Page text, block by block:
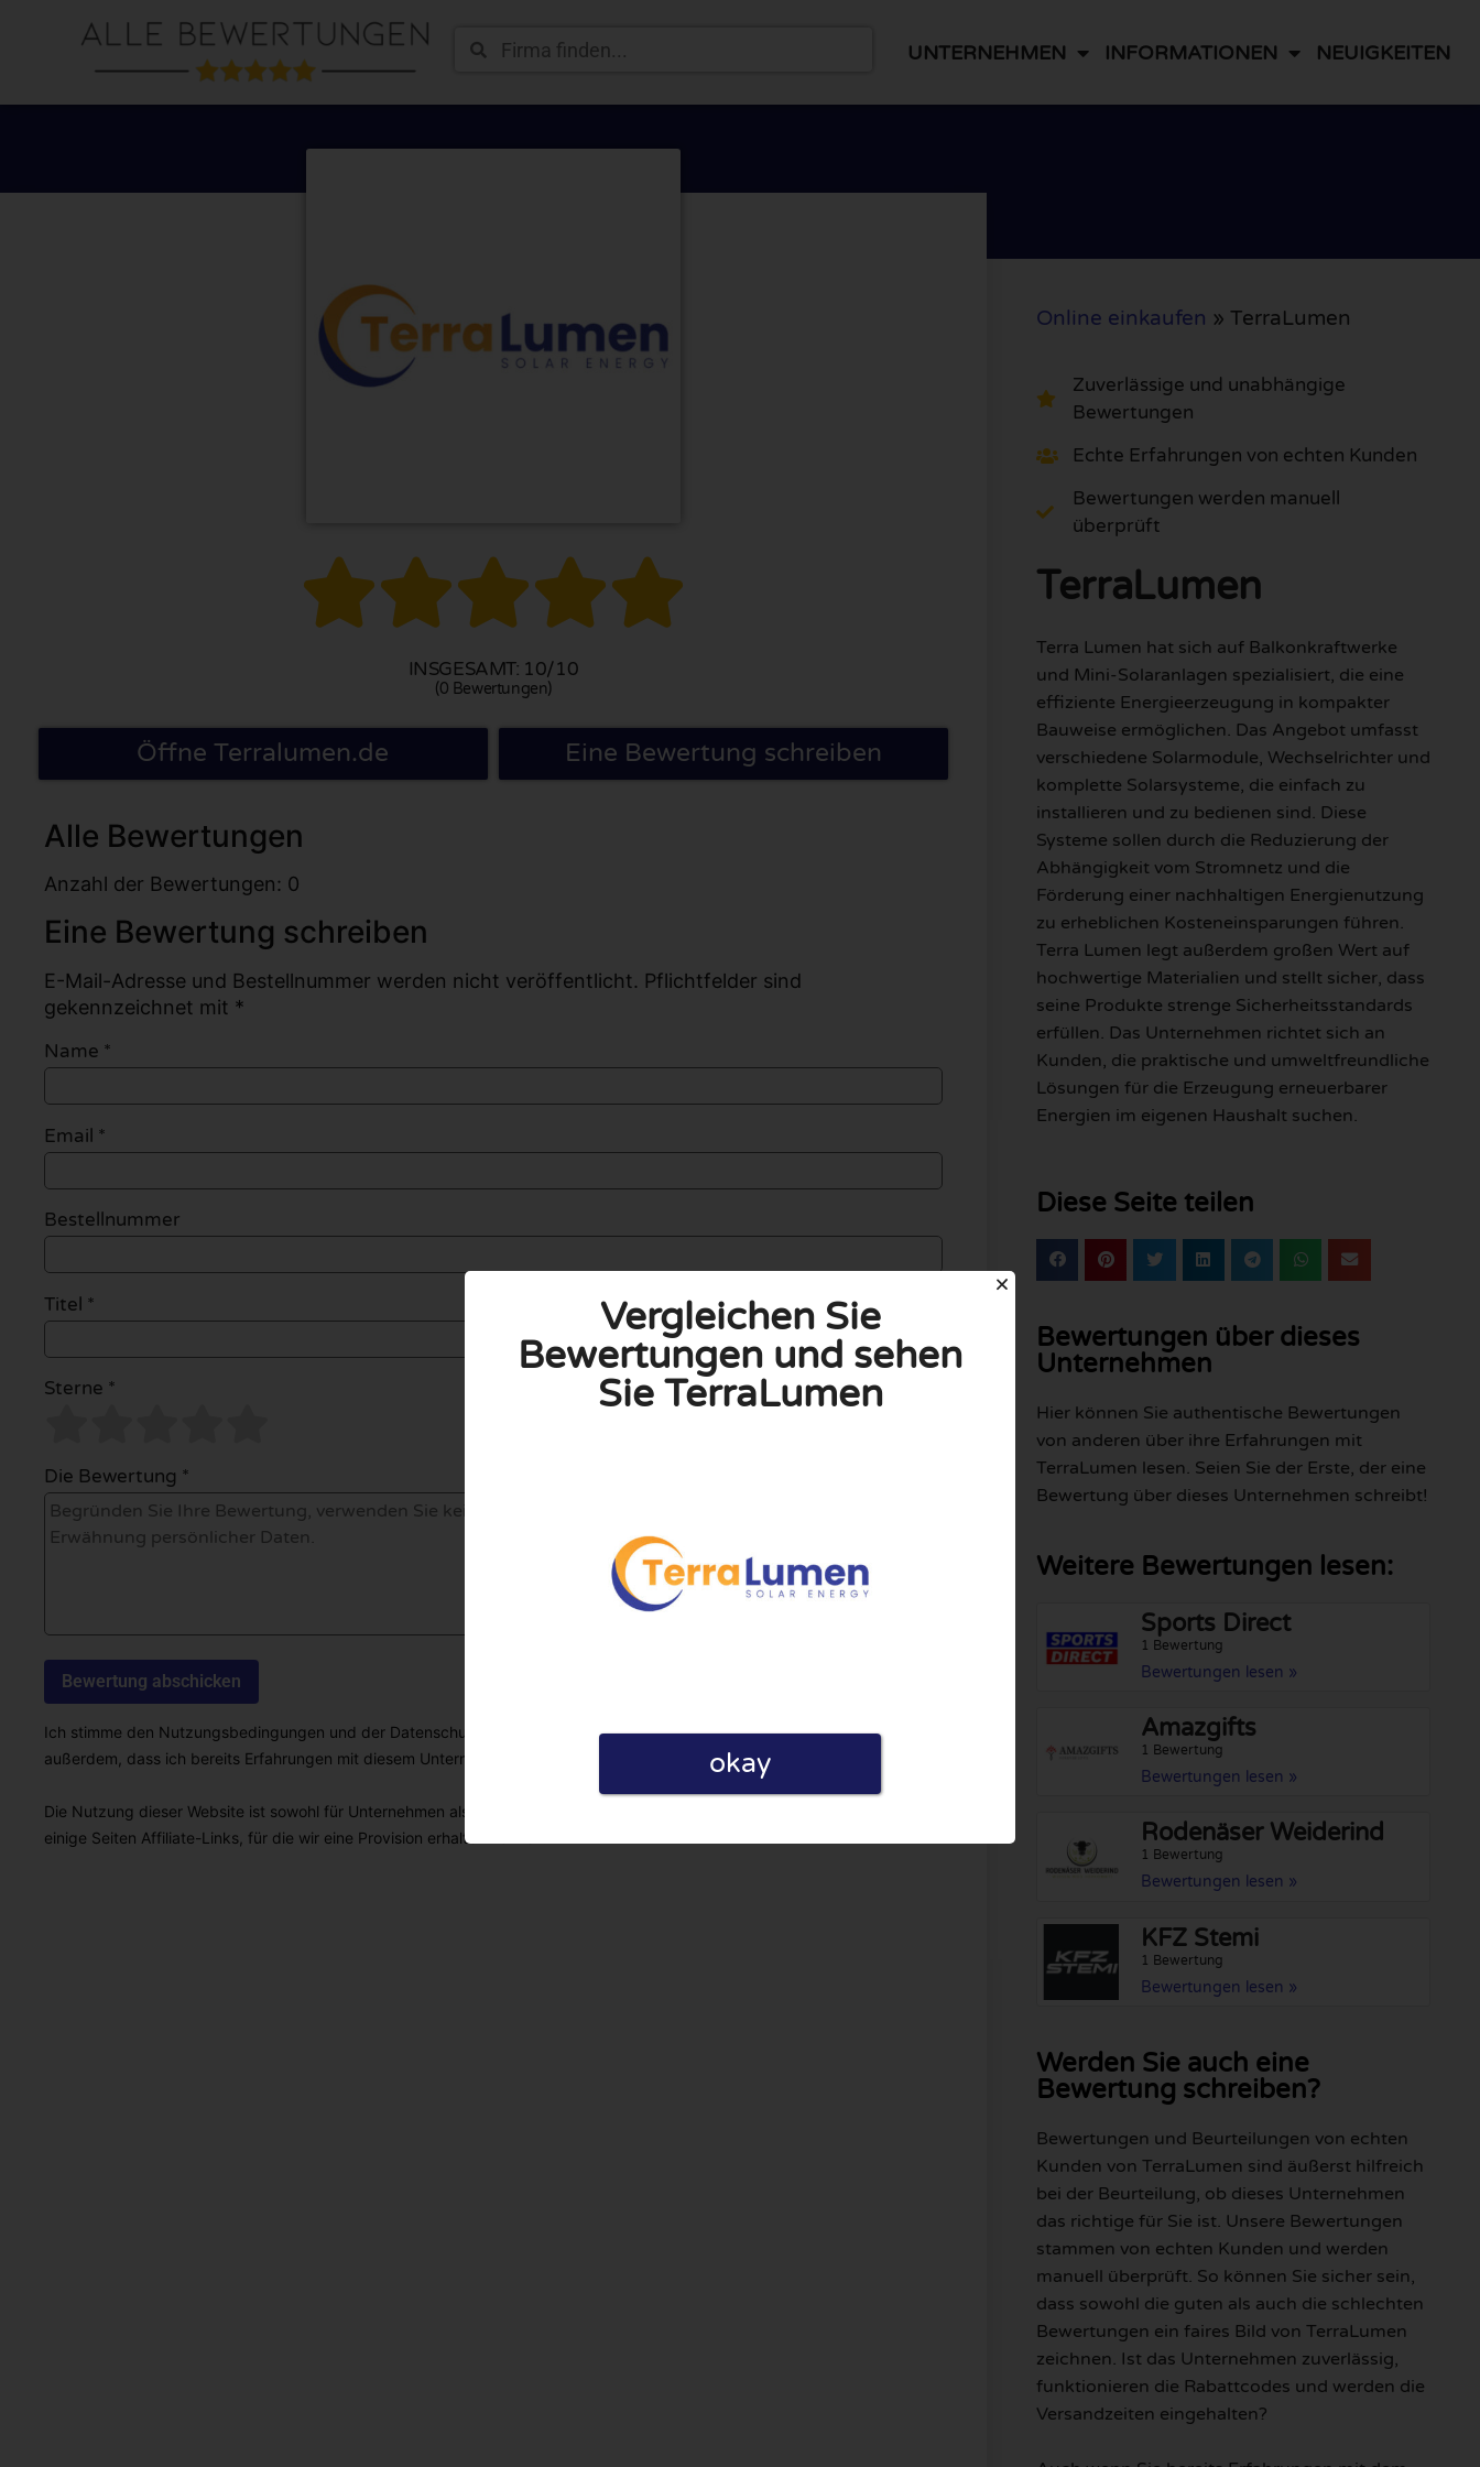
UNTERNEHMEN INFORMATIONEN NEUIGKEITEN

INSGESAMT: 10/10
(0 Bewertungen)
Öffne Terralumen.de Eine Bewertung schreiben
Alle Bewertungen
Anzahl der Bewertungen: 0
Eine Bewertung schreiben
E-Mail-Adresse und Bestellnummer werden nicht veröffentlicht. Pflichtfelder sind
gekennzeichnet mit *
Name *
Email *
Bestellnummer
Titel *
Sterne *
Die Bewertung *
Ich stimme den Nutzungsbedingungen und der Datenschutzrichtlinie zu, indem ich diese Bewertung abgebe. Ich erkläre
außerdem, dass ich bereits Erfahrungen mit diesem Unternehmen gemacht habe.
Die Nutzung dieser Website ist sowohl für Unternehmen als auch für Nutzer völlig kostenlos. Aus diesem Grund enthalten
einige Seiten Affiliate-Links, für die wir eine Provision erhalten können.
Online einkaufen » TerraLumen
Zuverlässige und unabhängige
Bewertungen
Echte Erfahrungen von echten Kunden
Bewertungen werden manuell
überprüft
TerraLumen
Terra Lumen hat sich auf Balkonkraftwerke
und Mini-Solaranlagen spezialisiert, die eine
effiziente Energieerzeugung in kompakter
Bauweise ermöglichen. Das Angebot umfasst
verschiedene Solarmodule, Wechselrichter und
komplette Solarsysteme, die einfach zu
installieren und zu bedienen sind. Diese
Systeme sollen durch die Reduzierung der
Abhängigkeit vom Stromnetz und die
Förderung einer nachhaltigen Energienutzung
zu erheblichen Kosteneinsparungen führen.
Terra Lumen legt außerdem großen Wert auf
hochwertige Materialien und stellt sicher, dass
seine Produkte strenge Sicherheitsstandards
erfüllen. Das Unternehmen richtet sich an
Kunden, die praktische und umweltfreundliche
Lösungen für die Erzeugung erneuerbarer
Energien im eigenen Haushalt suchen.
Diese Seite teilen
Bewertungen über dieses
Unternehmen
Hier können Sie authentische Bewertungen
von anderen über ihre Erfahrungen mit
TerraLumen lesen. Seien Sie der Erste, der eine
Bewertung über dieses Unternehmen schreibt!
Weitere Bewertungen lesen:
Sports Direct
1 Bewertung
Bewertungen lesen »
Amazgifts
1 Bewertung
Bewertungen lesen »
Rodenäser Weiderind
1 Bewertung
Bewertungen lesen »
KFZ Stemi
1 Bewertung
Bewertungen lesen »
Werden Sie auch eine
Bewertung schreiben?
Bewertungen und Beurteilungen von echten
Kunden von TerraLumen sind äußerst hilfreich
bei der Beurteilung, ob dieses Unternehmen
das richtige für Sie ist. Unsere Bewertungen
stammen von echten Kunden und werden
manuell überprüft. So können Sie sicher sein,
dass sowohl die guten als auch die schlechten
Bewertungen ein faires Bild von TerraLumen
zeichnen. Ist das Unternehmen zuverlässig,
funktionieren die Rabattcodes und werden die
Versandzeiten eingehalten?
Vergleichen Sie
Bewertungen und sehen
Sie TerraLumen
okay